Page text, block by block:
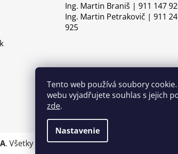
Tento web používá soubory
webu vyjadřujete souhlas s jejich
zde.
Nastavenie
Ing. Martin Braniš | 911 147
Ing. Martin Petrakovič | 911
925
. Všetky práva vyhradené.